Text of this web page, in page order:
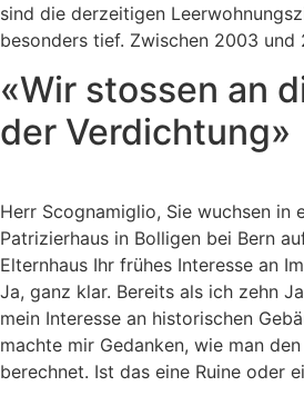
sind die derzeitigen
besonders tief. Zwischen 2003
«Wir stossen an
der Verdichtung»
Herr Scognamiglio, Sie wuchsen in
Patrizierhaus in Bolligen bei Bern
Elternhaus Ihr frühes Interesse an
Ja, ganz klar. Bereits als ich zehn
mein Interesse an historischen
machte mir Gedanken, wie man
berechnet. Ist das eine Ruine oder